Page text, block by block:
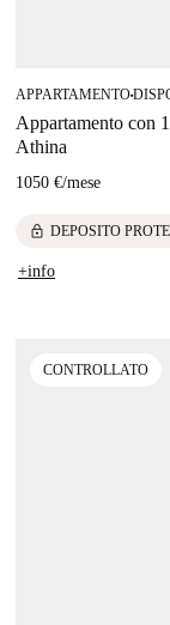
APPARTAMENTO■
Appartamento con
Athina
1050 €/mese
lock DEPOSITO
+info
CONTROLLATO